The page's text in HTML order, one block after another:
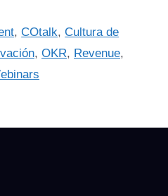
,COtalk,Cultura de
, OKR, Revenue,